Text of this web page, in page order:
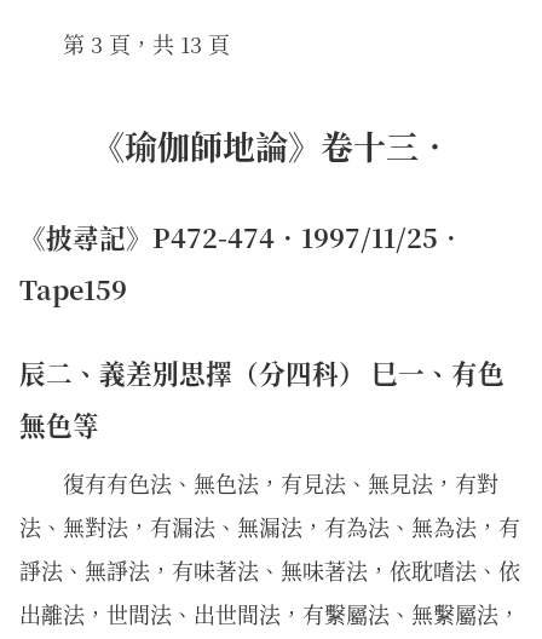
第 3 頁，共 13 頁
《瑜伽師地論》卷十三．
《披尋記》P472-474．1997/11/25．
Tape159
辰二、義差別思擇（分四科） 巳一、有色
無色等
復有有色法、無色法，有見法、無見法，有對
法、無對法，有漏法、無漏法，有為法、無為法，有
諍法、無諍法，有味著法、無味著法，依耽嗜法、依
出離法，世間法、出世間法，有繫屬法、無繫屬法，